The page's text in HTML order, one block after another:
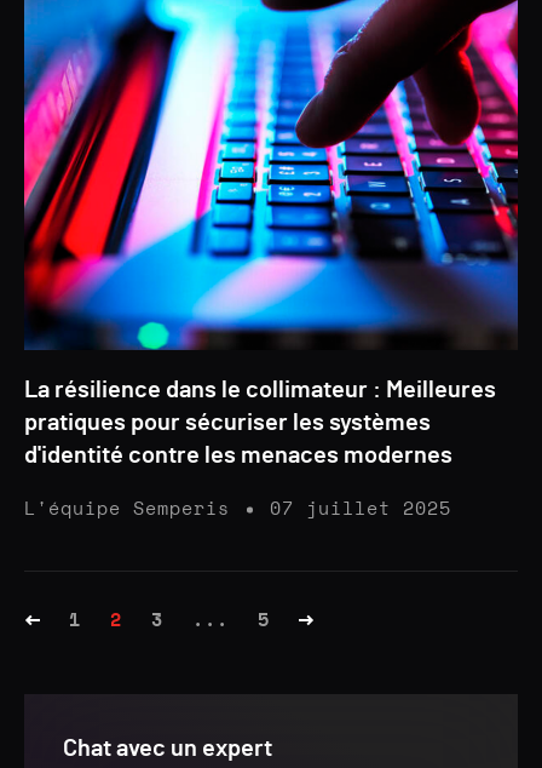
Chat avec un expert
La résilience dans le collimateur : Meilleures
pratiques pour sécuriser les systèmes
d'identité contre les menaces modernes
L'équipe Semperis 07 juillet 2025
1 2 3 ... 5